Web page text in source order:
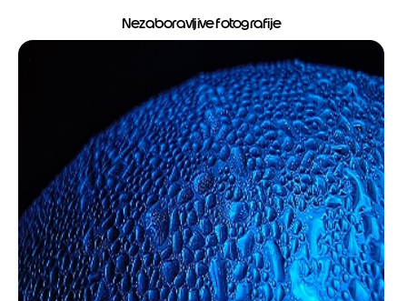
Nezaboravljive fotografije